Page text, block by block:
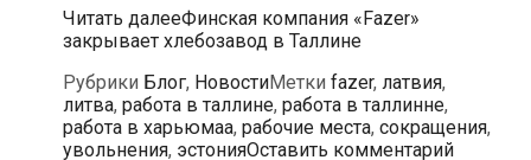
Читать далееФинская компания «Fazer»
закрывает хлебозавод в Таллине
Рубрики Блог, НовостиМетки fazer, латвия,
литва, работа в таллине, работа в таллинне,
работа в харьюмаа, рабочие места, сокращения,
увольнения, эстонияОставить комментарий